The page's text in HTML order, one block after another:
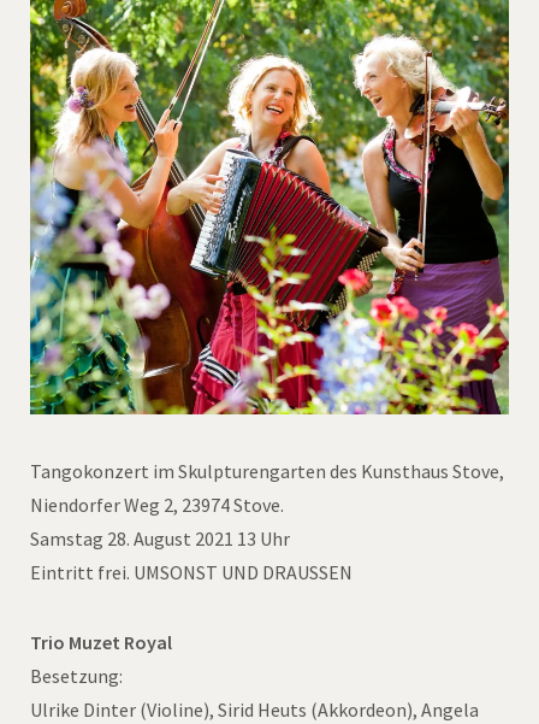
Tangokonzert im Skulpturengarten des Kunsthaus Stove,
Niendorfer Weg 2, 23974 Stove.
Samstag 28. August 2021 13 Uhr
Eintritt frei. UMSONST UND DRAUSSEN
Trio Muzet Royal
Besetzung:
Ulrike Dinter (Violine), Sirid Heuts (Akkordeon), Angela